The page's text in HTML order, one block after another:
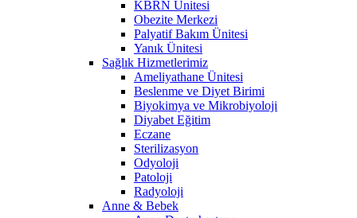
KBRN Ünitesi
Obezite Merkezi
Palyatif Bakım Ünitesi
Yanık Ünitesi
Sağlık Hizmetlerimiz
Ameliyathane Ünitesi
Beslenme ve Diyet Birimi
Biyokimya ve Mikrobiyoloji
Diyabet Eğitim
Eczane
Sterilizasyon
Odyoloji
Patoloji
Radyoloji
Anne & Bebek